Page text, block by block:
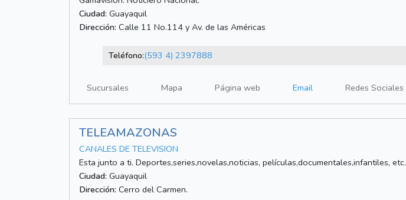
Ciudad: Guayaquil
Dirección: Calle 11 No.114 y Av. de las Américas
Teléfono:(593 4) 2397888
Sucursales Mapa Página web Email Redes Sociales
TELEAMAZONAS
CANALES DE TELEVISION
Esta junto a ti. Deportes,series,novelas,noticias, películas,documentales,infantiles, etc.
Ciudad: Guayaquil
Dirección: Cerro del Carmen.